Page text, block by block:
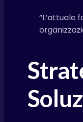
“L’attuale